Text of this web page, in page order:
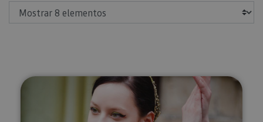
Visita teatralizada al Palacio de